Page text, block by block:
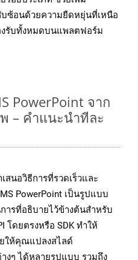
ซ้อนด้วยความยืดหยุ่นที่เหนือ
งรับทั้งหมดบนแพลตฟอร์ม
PowerPoint จาก
– คำแนะนำทีละ
สนอวิธีการที่รวดเร็วและ
PowerPoint เป็นรูปแบบ
ารที่อธิบายไว้ข้างต้นสำหรับ
โดยตรงหรือ SDK ทำให้
ยให้คุณแปลงสไลด์
งๆ ได้หลายรูปแบบ รวมถึง